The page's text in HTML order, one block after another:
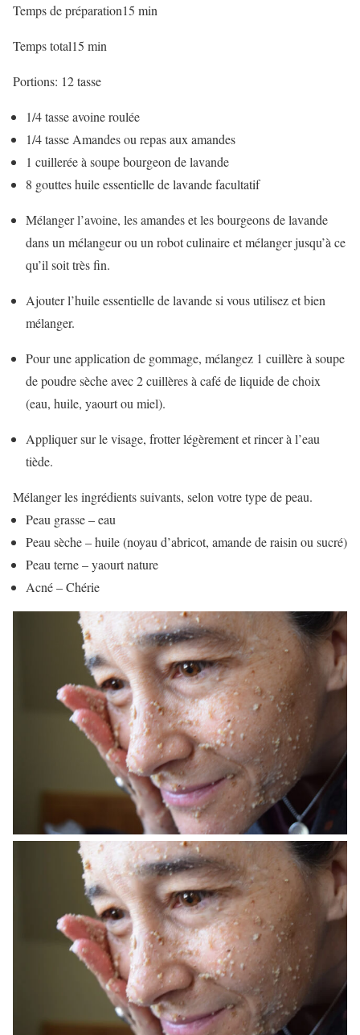
Temps de préparation15 m
e
s
min
Temps total15 m
n
u
t
e
s
min
Portions: 12tasse
1/4tasseavoine roulée
1/4tasse Amandes ou repas aux amandes
1 cuillerée à soupebourgeon de lavande
8 goutteshuile essentielle de lavandefacultatif
Mélanger l’avoine, les amandes et les bourgeons de lavande
dans un mélangeur ou un robot culinaire et mélanger jusqu’à ce
qu’il soit très fin.
Ajouter l’huile essentielle de lavande si vous utilisez et bien
mélanger.
Pour une application de gommage, mélangez 1 cuillère à soupe
de poudre sèche avec 2 cuillères à café de liquide de choix
(eau, huile, yaourt ou miel).
Appliquer sur le visage, frotter légèrement et rincer à l’eau
tiède.
Mélanger les ingrédients suivants, selon votre type de peau.
Peau grasse – eau
Peau sèche – huile (noyau d’abricot, amande de raisin ou sucré)
Peau terne – yaourt nature
Acné – Chérie